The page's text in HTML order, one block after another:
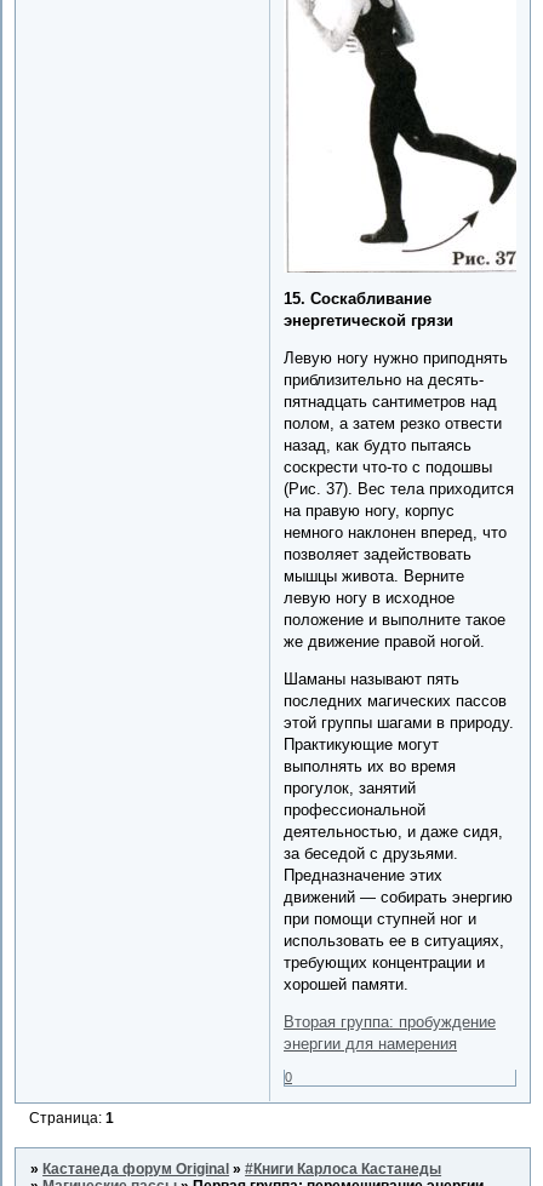
15. Соскабливание
энергетической грязи
Левую ногу нужно приподнять
приблизительно на десять-
пятнадцать сантиметров над
полом, а затем резко отвести
назад, как будто пытаясь
соскрести что-то с подошвы
(Рис. 37). Вес тела приходится
на правую ногу, корпус
немного наклонен вперед, что
позволяет задействовать
мышцы живота. Верните
левую ногу в исходное
положение и выполните такое
же движение правой ногой.
Шаманы называют пять
последних магических пассов
этой группы шагами в природу.
Практикующие могут
выполнять их во время
прогулок, занятий
профессиональной
деятельностью, и даже сидя,
за беседой с друзьями.
Предназначение этих
движений — собирать энергию
при помощи ступней ног и
использовать ее в ситуациях,
требующих концентрации и
хорошей памяти.
Вторая группа: пробуждение
энергии для намерения
0
Страница:1
»Кастанеда форум Original »#Книги Карлоса Кастанеды